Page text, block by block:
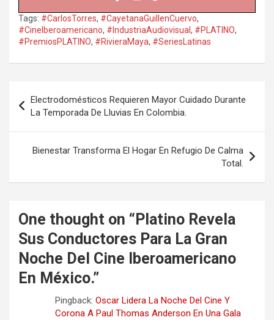
Tags: #CarlosTorres, #CayetanaGuillenCuervo,
#CineIberoamericano, #IndustriaAudiovisual, #PLATINO,
#PremiosPLATINO, #RivieraMaya, #SeriesLatinas
de
entradas
Electrodomésticos Requieren Mayor Cuidado Durante
La Temporada De Lluvias En Colombia.
Bienestar Transforma El Hogar En Refugio De Calma
Total.
One thought on “ Platino Revela
Sus Conductores Para La Gran
Noche Del Cine Iberoamericano
En México.”
Pingback: Oscar Lidera La Noche Del Cine Y
Corona A Paul Thomas Anderson En Una Gala